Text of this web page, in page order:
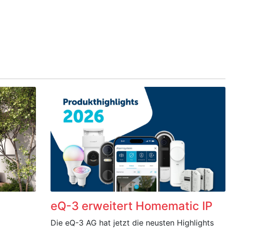
eQ-3 erweitert Homematic IP
Die eQ-3 AG hat jetzt die neusten Highlights